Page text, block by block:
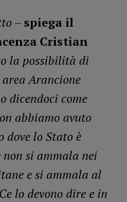
– spiega il
Cristian
la possibilità di
Arancione
dicendoci come
abbiamo avuto
dove lo Stato è
non si ammala nei
e si ammala al
lo devono dire e in